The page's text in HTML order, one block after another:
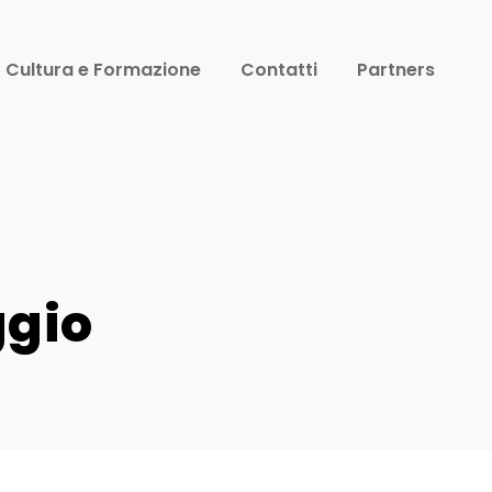
Cultura e Formazione Contatti Partners